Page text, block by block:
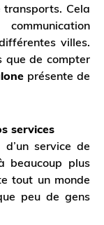
transports. Cela
villes.
que de compter
présente de
services
d’un service de
beaucoup plus
tout un monde
peu de gens